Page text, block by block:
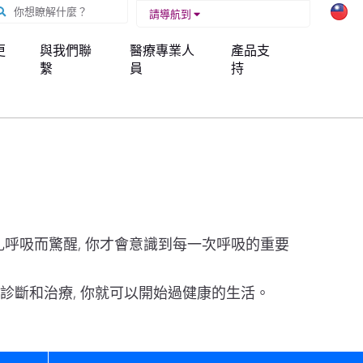
你想瞭解什麼？ 請導航到
與我們聯
繫
醫療專業人
員
產品支
持
吸而驚醒, 你才會意識到每一次呼吸的重要
斷和治療, 你就可以開始過健康的生活。